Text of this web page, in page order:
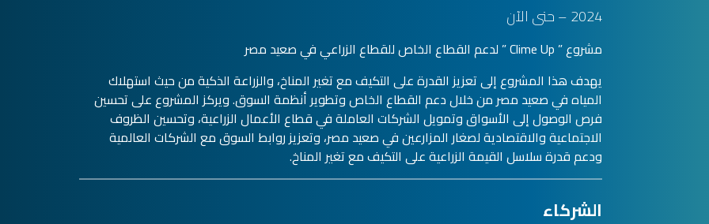
2024 – حتى الآن
مشروع ” Clime Up ” لدعم القطاع الخاص للقطاع الزراعي في صعيد مصر
يهدف هذا المشروع إلى تعزيز القدرة على التكيف مع تغير المناخ، والزراعة الذكية من حيث استهلاك
المياه في صعيد مصر من خلال دعم القطاع الخاص وتطوير أنظمة السوق. ويركز المشروع على تحسين
فرص الوصول إلى الأسواق وتمويل الشركات العاملة في قطاع الأعمال الزراعية، وتحسين الظروف
الاجتماعية والاقتصادية لصغار المزارعين في صعيد مصر، وتعزيز روابط السوق مع الشركات العالمية
ودعم قدرة سلاسل القيمة الزراعية على التكيف مع تغير المناخ.
الشركاء